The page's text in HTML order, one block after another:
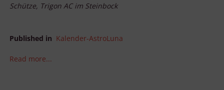
Schütze, Trigon AC im Steinbock
Published in Kalender-AstroLuna
Read more...